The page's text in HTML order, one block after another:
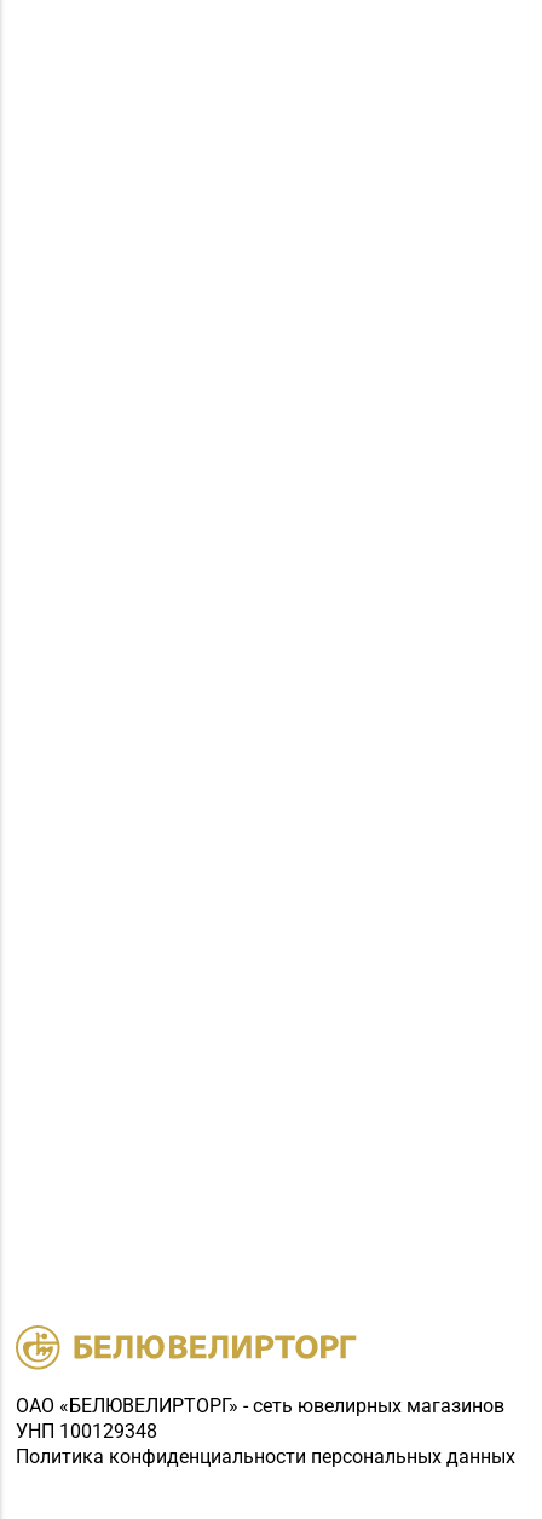
ОАО «БЕЛЮВЕЛИРТОРГ» - сеть ювелирных магазинов
УНП 100129348
Политика конфиденциальности персональных данных